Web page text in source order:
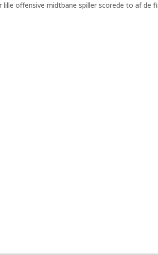
lille offensive midtbane spiller scorede to af de